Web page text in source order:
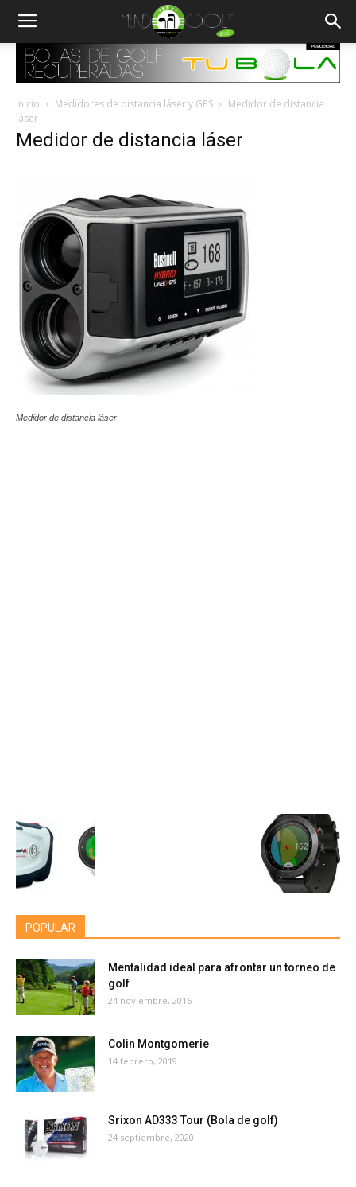
Inicio Medidores de distancia láser y GPS
Medidor de distancia
láser
Medidor de distancia láser
Medidor de distancia láser
POPULAR
Mentalidad ideal para afrontar un torneo de
golf
24 noviembre, 2016
Colin Montgomerie
14 febrero, 2019
Srixon AD333 Tour (Bola de golf)
24 septiembre, 2020